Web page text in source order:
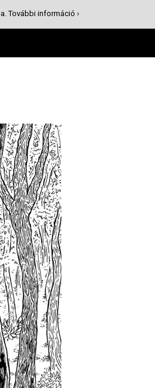
További információ ›